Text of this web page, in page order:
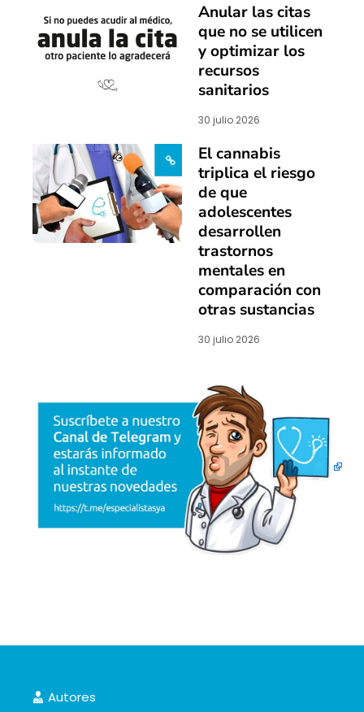
Anular las citas
que no se utilicen
y optimizar los
recursos
sanitarios
30 julio 2026
El cannabis
triplica el riesgo
de que
adolescentes
desarrollen
trastornos
mentales en
comparación con
otras sustancias
30 julio 2026
Autores